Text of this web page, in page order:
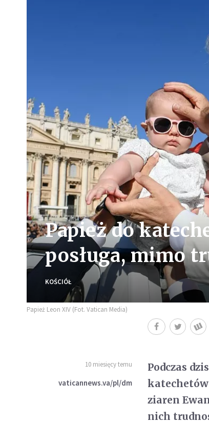
Papież do
posługa, mimo
KOŚCIÓŁ
Papież Leon XIV (Fot. Vatican Media)
10 miesięcy temu
vaticannews.va/pl/dm
Podczas
katechetów
ziaren
nich